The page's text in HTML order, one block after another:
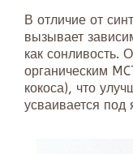
В отличие от
вызывает
как сонливость.
органическим
кокоса), что
усваивается под